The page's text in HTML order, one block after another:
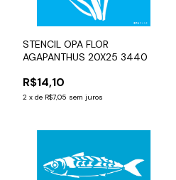
STENCIL OPA FLOR
AGAPANTHUS 20X25 3440
R$14,10
2 x de R$7,05 sem juros